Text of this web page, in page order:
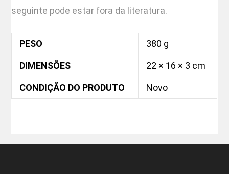
seguinte pode estar fora da literatura.
PESO 380 g
DIMENSÕES 22 × 16 × 3 cm
CONDIÇÃO DO PRODUTO Novo